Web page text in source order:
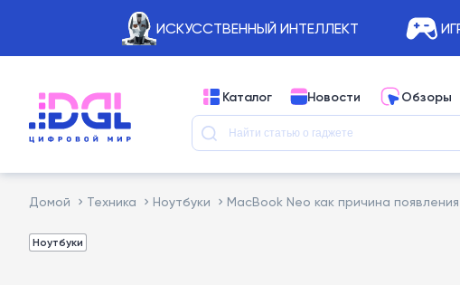
ИСКУССТВЕННЫЙ ИНТЕЛЛЕКТ
Каталог Новости Обзоры
Домой Техника Ноутбуки MacBook Neo как причина
Ноутбуки